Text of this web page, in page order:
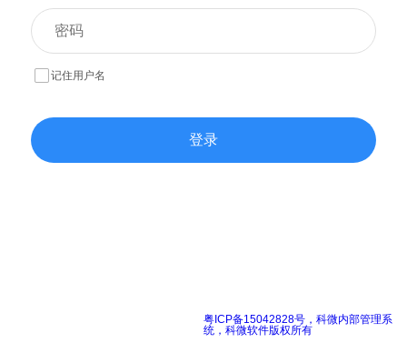
记住用户名
粤ICP备15042828号，科微内部管理系
统，科微软件版权所有